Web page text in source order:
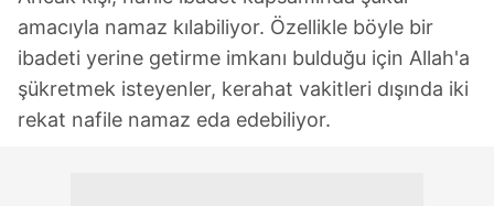
amacıyla namaz kılabiliyor. Özellikle böyle bir
ibadeti yerine getirme imkanı bulduğu için Allah'a
şükretmek isteyenler, kerahat vakitleri dışında iki
rekat nafile namaz eda edebiliyor.